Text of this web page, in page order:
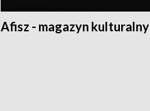
Afisz - magazyn kulturalny